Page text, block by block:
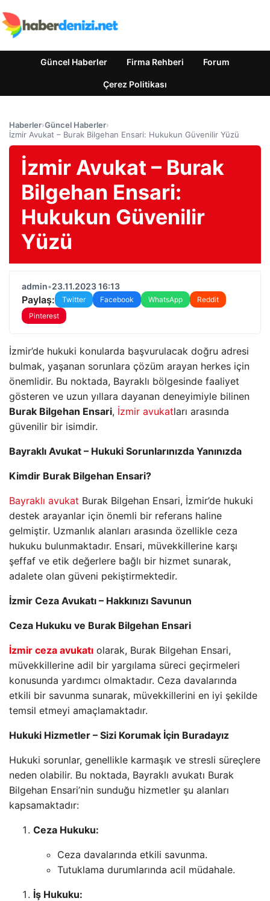
Güncel Haberler Firma Rehberi Forum
Çerez Politikası
Haberler›Güncel Haberler›
İzmir Avukat – Burak Bilgehan Ensari: Hukukun Güvenilir Yüzü
İzmir Avukat – Burak
Bilgehan Ensari:
Hukukun Güvenilir
Yüzü
admin•23.11.2023 16:13
Paylaş: Twitter Facebook WhatsApp
Reddit
Pinterest
İzmir’de hukuki konularda başvurulacak doğru adresi
bulmak, yaşanan sorunlara çözüm arayan herkes için
önemlidir. Bu noktada, Bayraklı bölgesinde faaliyet
gösteren ve uzun yıllara dayanan deneyimiyle bilinen
Burak Bilgehan Ensari, İzmir avukatları arasında
güvenilir bir isimdir.
Bayraklı Avukat – Hukuki Sorunlarınızda Yanınızda
Kimdir Burak Bilgehan Ensari?
Bayraklı avukat Burak Bilgehan Ensari, İzmir’de hukuki
destek arayanlar için önemli bir referans haline
gelmiştir. Uzmanlık alanları arasında özellikle ceza
hukuku bulunmaktadır. Ensari, müvekkillerine karşı
şeffaf ve etik değerlere bağlı bir hizmet sunarak,
adalete olan güveni pekiştirmektedir.
İzmir Ceza Avukatı – Hakkınızı Savunun
Ceza Hukuku ve Burak Bilgehan Ensari
İzmir ceza avukatı olarak, Burak Bilgehan Ensari,
müvekkillerine adil bir yargılama süreci geçirmeleri
konusunda yardımcı olmaktadır. Ceza davalarında
etkili bir savunma sunarak, müvekkillerini en iyi şekilde
temsil etmeyi amaçlamaktadır.
Hukuki Hizmetler – Sizi Korumak İçin Buradayız
Hukuki sorunlar, genellikle karmaşık ve stresli süreçlere
neden olabilir. Bu noktada, Bayraklı avukatı Burak
Bilgehan Ensari’nin sunduğu hizmetler şu alanları
kapsamaktadır:
Ceza Hukuku:
Ceza davalarında etkili savunma.
Tutuklama durumlarında acil müdahale.
İş Hukuku: